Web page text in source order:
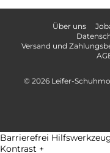
Über uns
Versand und
© 2026 Leifer-
Barrierefrei
Kontrast +